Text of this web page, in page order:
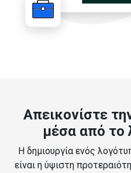
Απεικονίστε
μέσα από το
Η δημιουργία ενός
είναι η ύψιστη